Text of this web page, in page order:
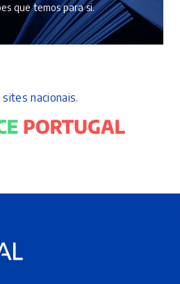
que temos para si.
nacionais.